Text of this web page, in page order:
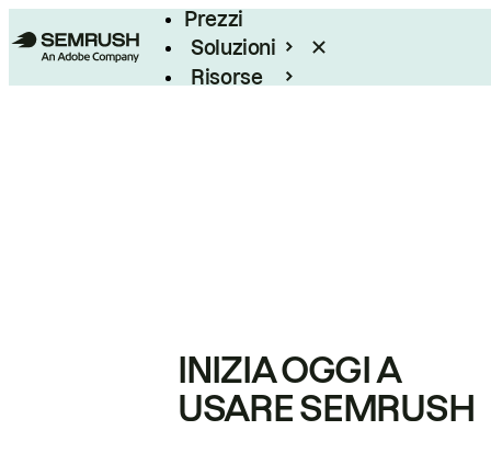
Prezzi
Soluzioni
Risorse
INIZIA OGGI A
USARE SEMRUSH